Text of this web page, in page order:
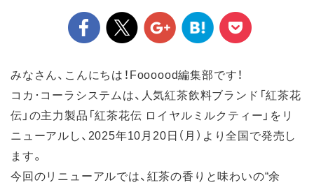
みなさん、こんにちは！Foooood編集部です！
コカ･コーラシステムは、人気紅茶飲料ブランド「紅茶花
伝」の主力製品「紅茶花伝 ロイヤルミルクティー」をリ
ニューアルし、2025年10月20日（月）より全国で発売し
ます。
今回のリニューアルでは、紅茶の香りと味わいの“余